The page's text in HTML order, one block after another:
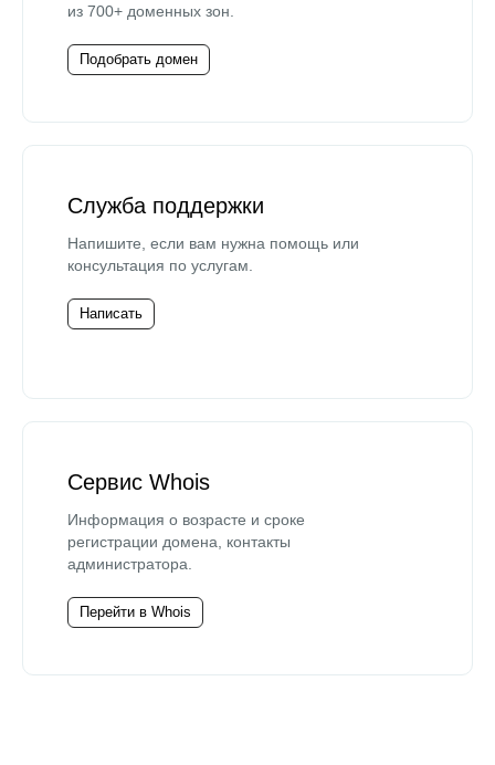
из 700+ доменных зон.
Подобрать домен
Служба поддержки
Напишите, если вам нужна помощь или
консультация по услугам.
Написать
Сервис Whois
Информация о возрасте и сроке
регистрации домена, контакты
администратора.
Перейти в Whois